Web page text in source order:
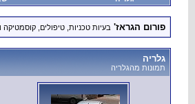
פורום הגראז' בעיות טכניות, טיפולים, קוסמטיקה
גלריה
תמונות מהגלריה